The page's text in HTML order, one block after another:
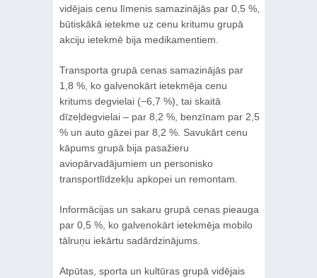
vidējais cenu līmenis samazinājās par 0,5 %,
būtiskākā ietekme uz cenu kritumu grupā
akciju ietekmē bija medikamentiem.
Transporta grupā cenas samazinājās par
1,8 %, ko galvenokārt ietekmēja cenu
kritums degvielai (−6,7 %), tai skaitā
dīzeļdegvielai – par 8,2 %, benzīnam par 2,5
% un auto gāzei par 8,2 %. Savukārt cenu
kāpums grupā bija pasažieru
aviopārvadājumiem un personisko
transportlīdzekļu apkopei un remontam.
Informācijas un sakaru grupā cenas pieauga
par 0,5 %, ko galvenokārt ietekmēja mobilo
tālruņu iekārtu sadārdzinājums.
Atpūtas, sporta un kultūras grupā vidējais